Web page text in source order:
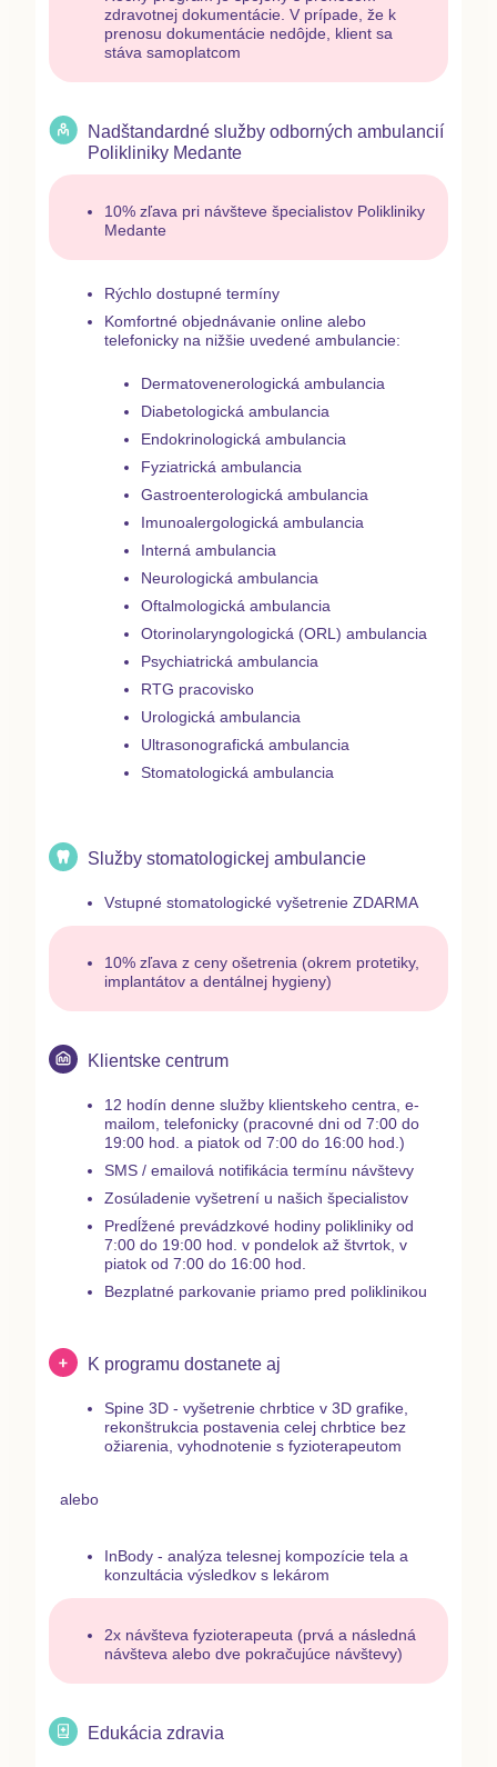
zdravotnej dokumentácie. V prípade, že k
prenosu dokumentácie nedôjde, klient sa
stáva samoplatcom
Nadštandardné služby odborných ambulancií
Polikliniky Medante
10% zľava pri návšteve špecialistov Polikliniky
Medante
Rýchlo dostupné termíny
Komfortné objednávanie online alebo
telefonicky na nižšie uvedené ambulancie:
Dermatovenerologická ambulancia
Diabetologická ambulancia
Endokrinologická ambulancia
Fyziatrická ambulancia
Gastroenterologická ambulancia
Imunoalergologická ambulancia
Interná ambulancia
Neurologická ambulancia
Oftalmologická ambulancia
Otorinolaryngologická (ORL) ambulancia
Psychiatrická ambulancia
RTG pracovisko
Urologická ambulancia
Ultrasonografická ambulancia
Stomatologická ambulancia
Služby stomatologickej ambulancie
Vstupné stomatologické vyšetrenie ZDARMA
10% zľava z ceny ošetrenia (okrem protetiky,
implantátov a dentálnej hygieny)
Klientske centrum
12 hodín denne služby klientskeho centra, e-
mailom, telefonicky (pracovné dni od 7:00 do
19:00 hod. a piatok od 7:00 do 16:00 hod.)
SMS / emailová notifikácia termínu návštevy
Zosúladenie vyšetrení u našich špecialistov
Predĺžené prevádzkové hodiny polikliniky od
7:00 do 19:00 hod. v pondelok až štvrtok, v
piatok od 7:00 do 16:00 hod.
Bezplatné parkovanie priamo pred poliklinikou
K programu dostanete aj
Spine 3D - vyšetrenie chrbtice v 3D grafike,
rekonštrukcia postavenia celej chrbtice bez
ožiarenia, vyhodnotenie s fyzioterapeutom
alebo
InBody - analýza telesnej kompozície tela a
konzultácia výsledkov s lekárom
2x návšteva fyzioterapeuta (prvá a následná
návšteva alebo dve pokračujúce návštevy)
Edukácia zdravia